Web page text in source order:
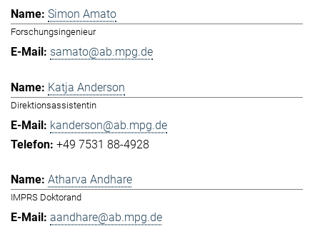
Simon Amato
Forschungsingenieur
samato@ab.mpg.de
Katja Anderson
Direktionsassistentin
kanderson@ab.mpg.de
+49 7531 88-4928
Atharva Andhare
IMPRS Doktorand
aandhare@ab.mpg.de